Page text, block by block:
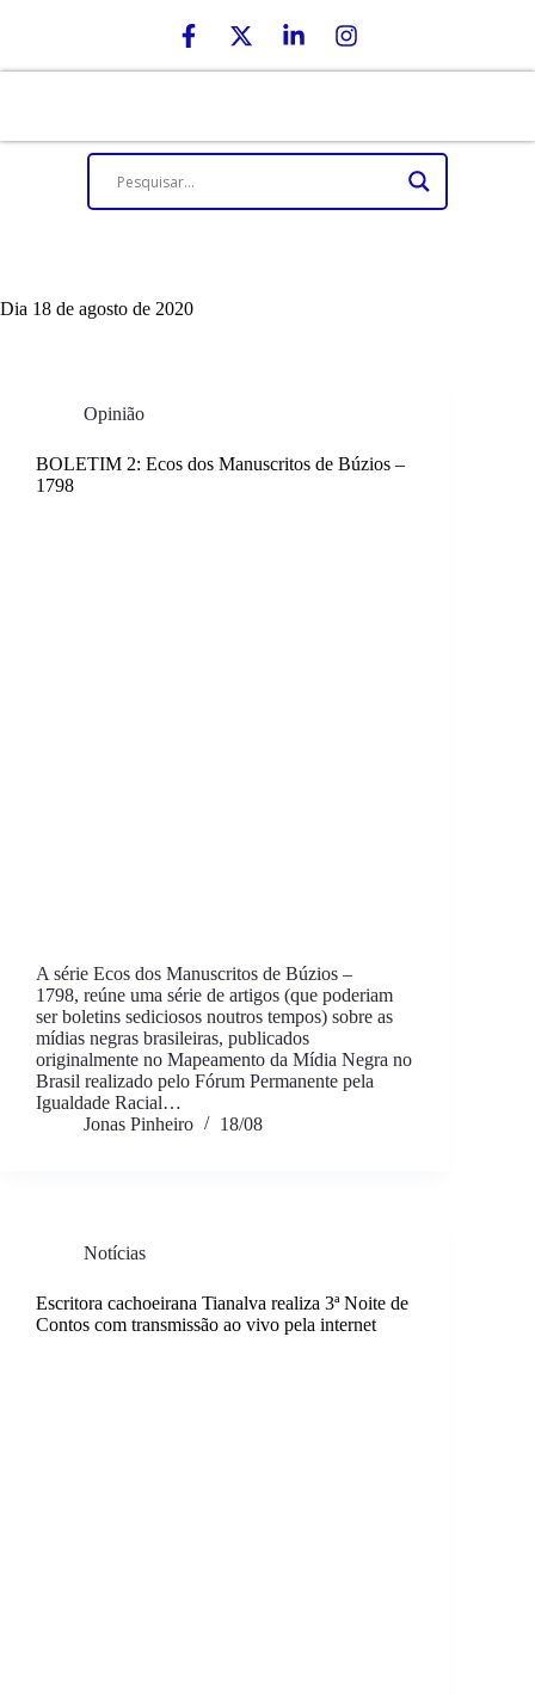
Dia 18 de agosto de 2020
Opinião
BOLETIM 2: Ecos dos Manuscritos de Búzios –
1798
A série Ecos dos Manuscritos de Búzios –
1798, reúne uma série de artigos (que poderiam
ser boletins sediciosos noutros tempos) sobre as
mídias negras brasileiras, publicados
originalmente no Mapeamento da Mídia Negra no
Brasil realizado pelo Fórum Permanente pela
Igualdade Racial…
Jonas Pinheiro
18/08
Notícias
Escritora cachoeirana Tianalva realiza 3ª Noite de
Contos com transmissão ao vivo pela internet